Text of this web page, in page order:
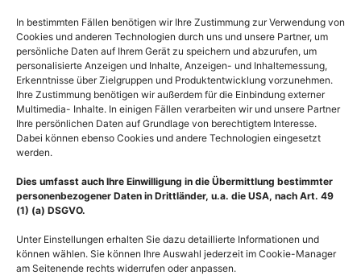
In bestimmten Fällen benötigen wir Ihre Zustimmung zur Verwendung von
Cookies und anderen Technologien durch uns und unsere Partner, um
persönliche Daten auf Ihrem Gerät zu speichern und abzurufen, um
personalisierte Anzeigen und Inhalte, Anzeigen- und Inhaltemessung,
Erkenntnisse über Zielgruppen und Produktentwicklung vorzunehmen.
Ihre Zustimmung benötigen wir außerdem für die Einbindung externer
Multimedia- Inhalte. In einigen Fällen verarbeiten wir und unsere Partner
Ihre persönlichen Daten auf Grundlage von berechtigtem Interesse.
Dabei können ebenso Cookies und andere Technologien eingesetzt
werden.
Dies umfasst auch Ihre Einwilligung in die Übermittlung bestimmter
personenbezogener Daten in Drittländer, u.a. die USA, nach Art. 49
(1) (a) DSGVO.
Unter Einstellungen erhalten Sie dazu detaillierte Informationen und
können wählen. Sie können Ihre Auswahl jederzeit im Cookie-Manager
am Seitenende rechts widerrufen oder anpassen.